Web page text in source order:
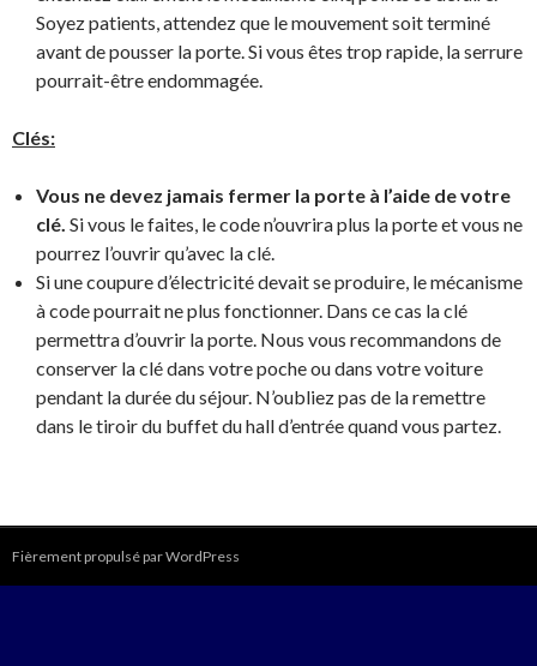
Soyez patients, attendez que le mouvement soit terminé
avant de pousser la porte. Si vous êtes trop rapide, la serrure
pourrait-être endommagée.
Clés:
Vous ne devez jamais fermer la porte à l’aide de votre
clé. Si vous le faites, le code n’ouvrira plus la porte et vous ne
pourrez l’ouvrir qu’avec la clé.
Si une coupure d’électricité devait se produire, le mécanisme
à code pourrait ne plus fonctionner. Dans ce cas la clé
permettra d’ouvrir la porte. Nous vous recommandons de
conserver la clé dans votre poche ou dans votre voiture
pendant la durée du séjour. N’oubliez pas de la remettre
dans le tiroir du buffet du hall d’entrée quand vous partez.
Fièrement propulsé par WordPress